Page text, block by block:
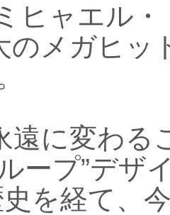
ヒャエル
のメガヒッ
遠に変わる
ープ”デザ
を経て、